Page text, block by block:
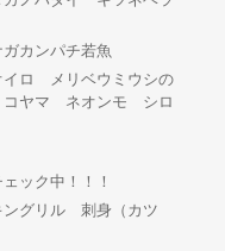
カンパチ若魚
ロ メリベウミウシの
ヤマ ネオンモ シロ
ック中！！！
グリル 刺身（カツ